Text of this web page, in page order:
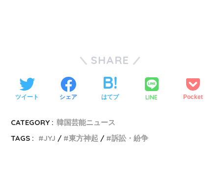
SHARE
ツイート シェア はてブ LINE Pocket
CATEGORY : 韓国芸能ニュース
TAGS :
JYJ 東方神起 訴訟・紛争